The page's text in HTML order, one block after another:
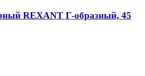
REXANT Г-образный, 45